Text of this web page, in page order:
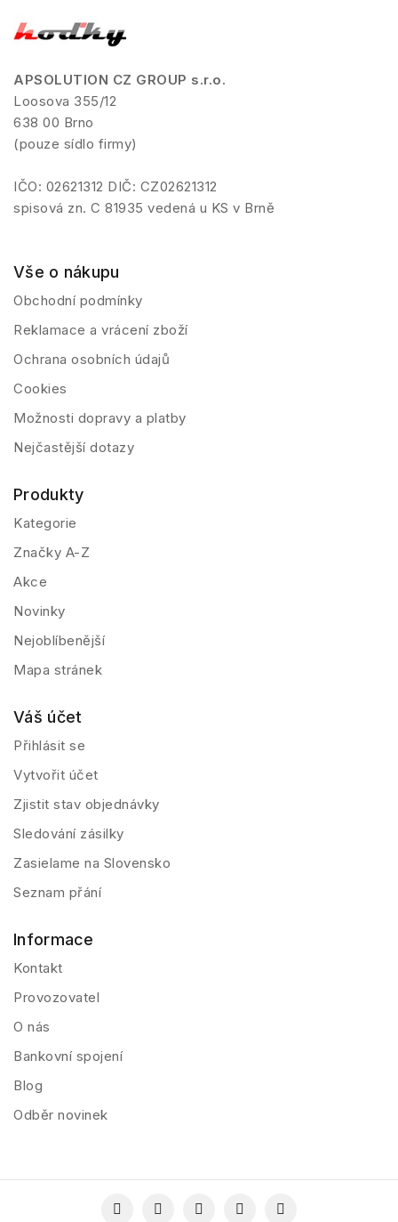
APSOLUTION CZ GROUP s.r.o.
Loosova 355/12
638 00 Brno
(pouze sídlo firmy)
IČO: 02621312 DIČ: CZ02621312
spisová zn. C 81935 vedená u KS v Brně
Vše o nákupu
Obchodní podmínky
Reklamace a vrácení zboží
Ochrana osobních údajů
Cookies
Možnosti dopravy a platby
Nejčastější dotazy
Produkty
Kategorie
Značky A-Z
Akce
Novinky
Nejoblíbenější
Mapa stránek
Váš účet
Přihlásit se
Vytvořit účet
Zjistit stav objednávky
Sledování zásilky
Zasielame na Slovensko
Seznam přání
Informace
Kontakt
Provozovatel
O nás
Bankovní spojení
Blog
Odběr novinek